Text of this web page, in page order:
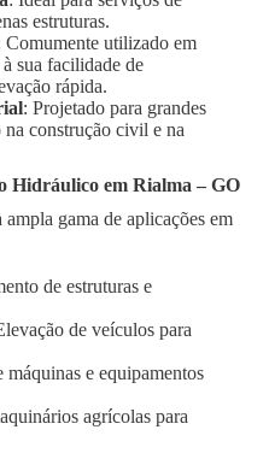
estruturas.
Comumente utilizado em
sua facilidade de
rápida.
: Projetado para grandes
construção civil e na
Hidráulico em Rialma – GO
gama de aplicações em
de estruturas e
de veículos para
e equipamentos
agrícolas para